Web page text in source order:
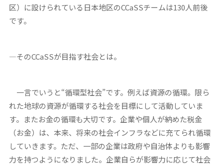
区）に設けられている日本地区のCCaSSチームは130人前後
です。
―そのCCaSSが目指す社会とは。
一言でいうと“循環型社会”です。例えば資源の循環。限ら
れた地球の資源が循環する社会を目標にして活動していま
す。またお金の循環も大切です。企業や個人が納めた税金
（お金）は、本来、将来の社会インフラなどに充てられ循環
していきます。ただ、一部の企業は政府や自治体よりも影響
力を持つようになりました。企業自らが影響力に応じて社会